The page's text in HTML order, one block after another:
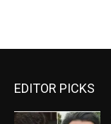
EDITOR PICKS